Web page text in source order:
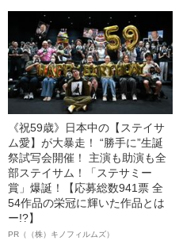
《祝59歳》日本中の【ステイサ
ム愛】が大暴走！ “勝手に”生誕
祭試写会開催！ 主演も助演も全
部ステイサム！「ステサミー
賞」爆誕！【応募総数941票 全
54作品の栄冠に輝いた作品とは
ー!?】
PR（（株）キノフィルムズ）